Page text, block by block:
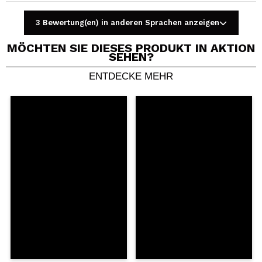
Ein Video oder Foto teilen
Dein Video könnte das erste sein. Stell es dir vor...
3 Bewertung(en) in anderen Sprachen anzeigen
MÖCHTEN SIE DIESES PRODUKT IN AKTION
SEHEN?
ENTDECKE MEHR